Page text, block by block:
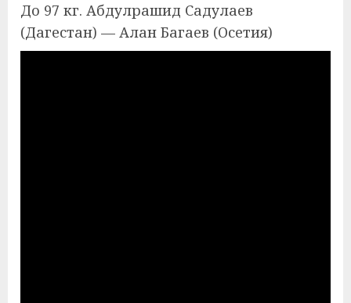
До 97 кг. Абдулрашид Садулаев
(Дагестан) — Алан Багаев (Осетия)